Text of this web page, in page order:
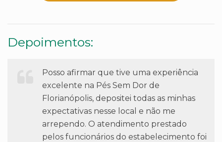
Depoimentos:
Posso afirmar que tive uma experiência
excelente na Pés Sem Dor de
Florianópolis, depositei todas as minhas
expectativas nesse local e não me
arrependo. O atendimento prestado
pelos funcionários do estabelecimento foi